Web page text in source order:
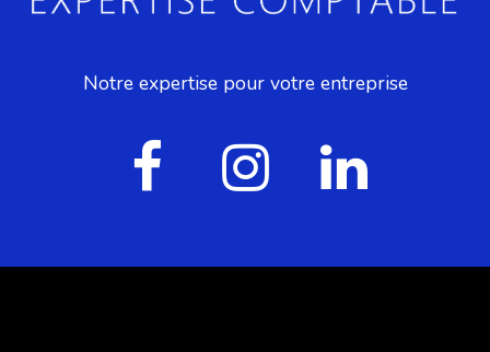
Notre expertise pour votre entreprise